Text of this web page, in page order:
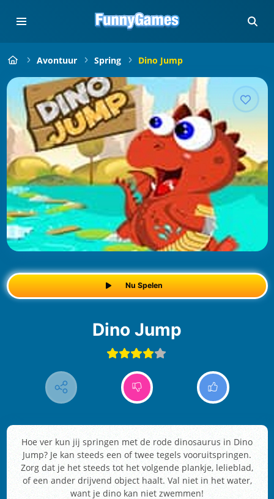
Avontuur Spring Dino Jump
Nu Spelen
Dino Jump
Hoe ver kun jij springen met de rode dinosaurus in Dino
Jump? Je kan steeds een of twee tegels vooruitspringen.
Zorg dat je het steeds tot het volgende plankje, lelieblad,
of een ander drijvend object haalt. Val niet in het water,
want je dino kan niet zwemmen!